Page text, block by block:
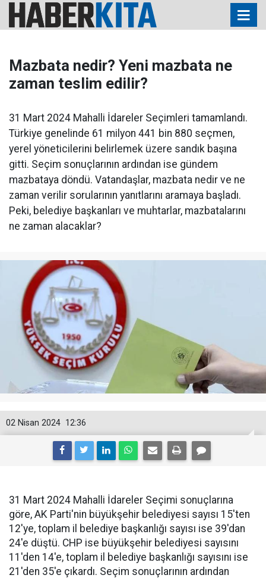
Mazbata nedir? Yeni mazbata ne
zaman teslim edilir?
31 Mart 2024 Mahalli İdareler Seçimleri tamamlandı.
Türkiye genelinde 61 milyon 441 bin 880 seçmen,
yerel yöneticilerini belirlemek üzere sandık başına
gitti. Seçim sonuçlarının ardından ise gündem
mazbataya döndü. Vatandaşlar, mazbata nedir ve ne
zaman verilir sorularının yanıtlarını aramaya başladı.
Peki, belediye başkanları ve muhtarlar, mazbatalarını
ne zaman alacaklar?
12:36
02 Nisan 2024
31 Mart 2024 Mahalli İdareler Seçimi sonuçlarına
göre, AK Parti'nin büyükşehir belediyesi sayısı 15'ten
12'ye, toplam il belediye başkanlığı sayısı ise 39'dan
24'e düştü. CHP ise büyükşehir belediyesi sayısını
11'den 14'e, toplam il belediye başkanlığı sayısını ise
21'den 35'e çıkardı. Seçim sonuçlarının ardından